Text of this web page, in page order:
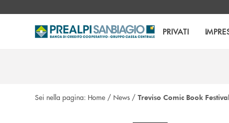
PRIVATI
Sei nella pagina: Home / News / Treviso Comic Book Festival